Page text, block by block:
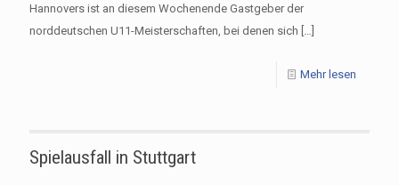
Hannovers ist an diesem Wochenende Gastgeber der
norddeutschen U11-Meisterschaften, bei denen sich […]
Mehr lesen
Spielausfall in Stuttgart